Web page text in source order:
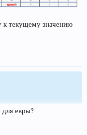
к текущему значению
евры?